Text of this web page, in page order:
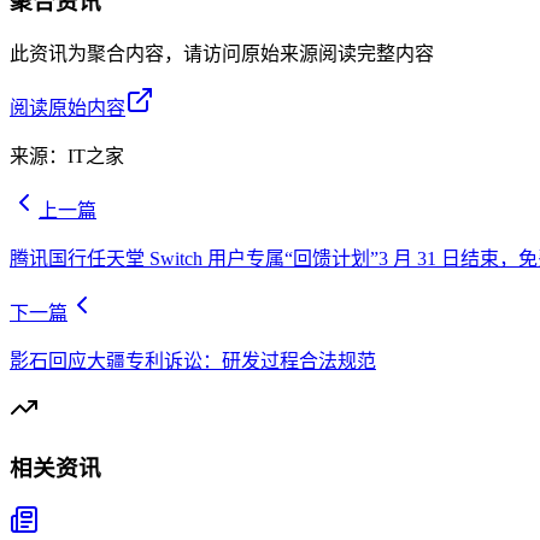
此资讯为聚合内容，请访问原始来源阅读完整内容
阅读原始内容
来源： IT之家
上一篇
腾讯国行任天堂 Switch 用户专属“回馈计划”3 月 31 日结束，
下一篇
影石回应大疆专利诉讼：研发过程合法规范
相关资讯